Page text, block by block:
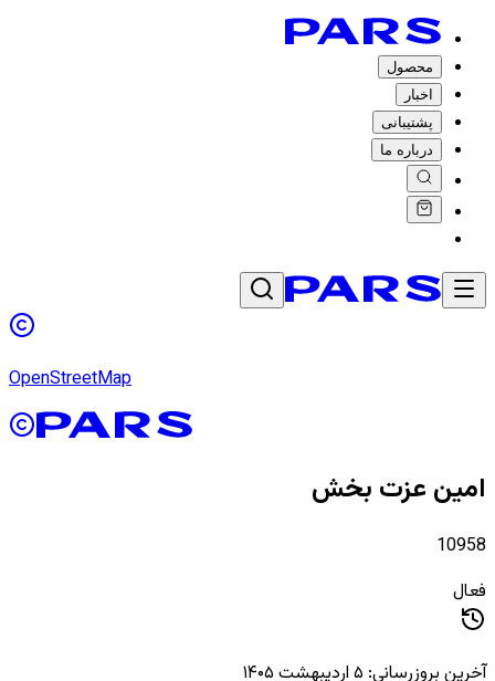
محصول
اخبار
پشتیبانی
درباره ما
OpenStreetMap
امین عزت بخش
10958
فعال
آخرین بروزرسانی: ۵ اردیبهشت ۱۴۰۵